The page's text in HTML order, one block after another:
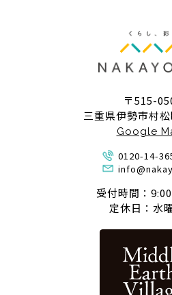
〒515-
三重県伊勢市村
Google
0120-14-
受付時間：
定休日：水